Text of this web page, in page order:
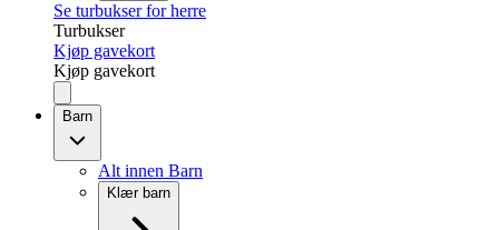
Se turbukser for herre
Turbukser
Kjøp gavekort
Kjøp gavekort
Barn
Alt innen Barn
Klær barn